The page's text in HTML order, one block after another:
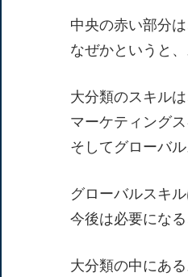
中央の赤い部分
なぜかというと
大分類のスキル
マーケティング
そしてグローバ
グローバルスキ
今後は必要にな
大分類の中にあ